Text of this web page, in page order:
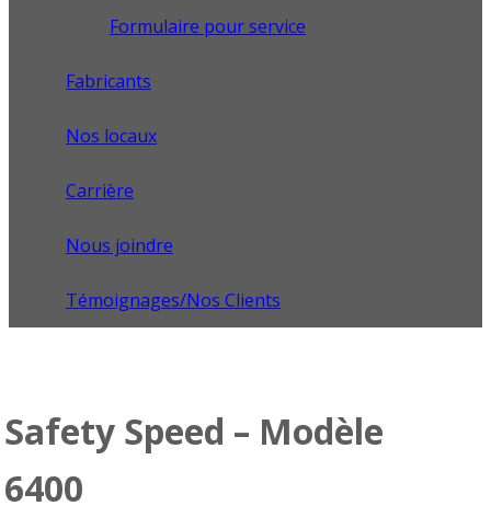
Formulaire pour service
Fabricants
Nos locaux
Carrière
Nous joindre
Témoignages/Nos Clients
Safety Speed – Modèle
6400